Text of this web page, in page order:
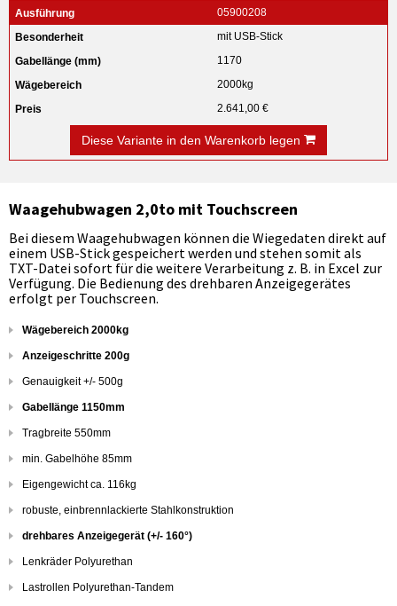
05900208
mit USB-Stick
1170
2000kg
2.641,00 €
Diese Variante in den Warenkorb legen
Waagehubwagen 2,0to mit Touchscreen
Bei diesem Waagehubwagen können die Wiegedaten direkt auf
einem USB-Stick gespeichert werden und stehen somit als
TXT-Datei sofort für die weitere Verarbeitung z. B. in Excel zur
Verfügung. Die Bedienung des drehbaren Anzeigegerätes
erfolgt per Touchscreen.
Wägebereich 2000kg
Anzeigeschritte 200g
Genauigkeit +/- 500g
Gabellänge 1150mm
Tragbreite 550mm
min. Gabelhöhe 85mm
Eigengewicht ca. 116kg
robuste, einbrennlackierte Stahlkonstruktion
drehbares Anzeigegerät (+/- 160°)
Lenkräder Polyurethan
Lastrollen Polyurethan-Tandem